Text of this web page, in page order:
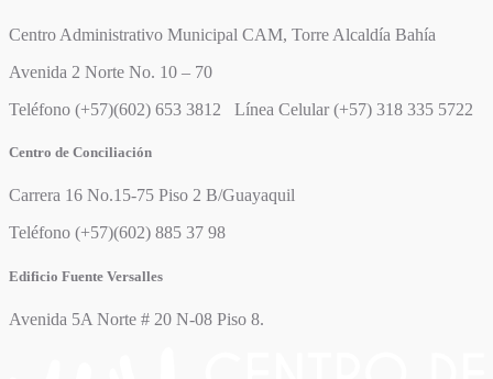
Centro Administrativo Municipal CAM, Torre Alcaldía Bahía
Avenida 2 Norte No. 10 – 70
Teléfono (+57)(602) 653 3812 Línea Celular (+57) 318 335 5722
Centro de Conciliación
Carrera 16 No.15-75 Piso 2 B/Guayaquil
Teléfono (+57)(602) 885 37 98
Edificio Fuente Versalles
Avenida 5A Norte # 20 N-08 Piso 8.